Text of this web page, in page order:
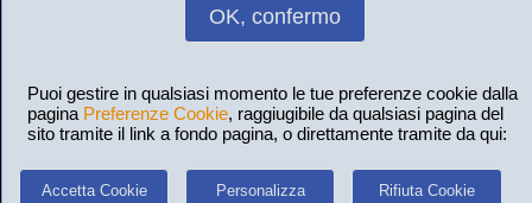
OK, confermo
Puoi gestire in qualsiasi momento le tue preferenze cookie dalla
pagina Preferenze Cookie, raggiugibile da qualsiasi pagina del
sito tramite il link a fondo pagina, o direttamente tramite da qui:
Accetta Cookie Personalizza Rifiuta Cookie